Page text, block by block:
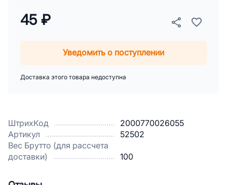
ШтрихКод
2000770026055
Артикул
52502
Вес Брутто (для рассчета
доставки)
100
45 ₽
Уведомить о поступлении
Доставка этого товара недоступна